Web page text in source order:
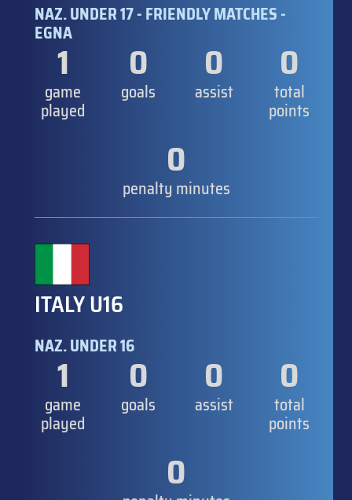
NAZ. UNDER 17 - FRIENDLY MATCHES -
EGNA
1
game
played
0
goals
0
assist
0
total
points
0
penalty minutes
ITALY U16
NAZ. UNDER 16
1
game
played
0
goals
0
assist
0
total
points
0